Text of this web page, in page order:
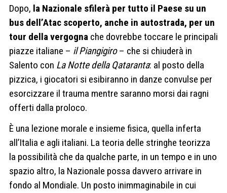
Dopo, la Nazionale sfilerà per tutto il Paese su un
bus dell’Atac scoperto, anche in autostrada, per un
tour della vergogna che dovrebbe toccare le principali
piazze italiane – il Piangigiro– che si chiuderà in
Salento con La Notte della Qataranta: al posto della
pizzica, i giocatori si esibiranno in danze convulse per
esorcizzare il trauma mentre saranno morsi dai ragni
offerti dalla proloco.
È una lezione morale e insieme fisica, quella inferta
all’Italia e agli italiani. La teoria delle stringhe teorizza
la possibilità che da qualche parte, in un tempo e in uno
spazio altro, la Nazionale possa davvero arrivare in
fondo al Mondiale. Un posto inimmaginabile in cui